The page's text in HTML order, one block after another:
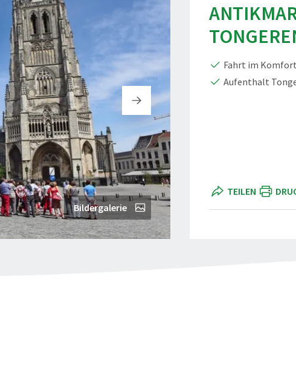
Bildergalerie
Fahrt im
Aufenthalt
TEILEN